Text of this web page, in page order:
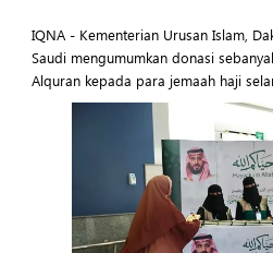
IQNA - Kementerian Urusan Islam,
Saudi mengumumkan donasi
Alquran kepada para jemaah haji